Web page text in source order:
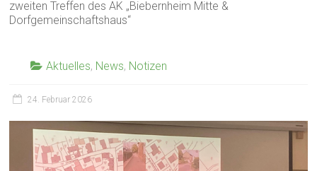
zweiten Treffen des AK „Biebernheim Mitte &
Dorfgemeinschaftshaus“
Aktuelles, News, Notizen
24. Februar 2026